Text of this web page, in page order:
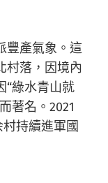
豐產氣象。這
村落，因境內
“綠水青山就
著名。2021
持續進軍國